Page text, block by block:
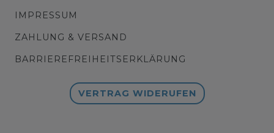
IMPRESSUM
ZAHLUNG & VERSAND
BARRIEREFREIHEITSERKLÄRUNG
VERTRAG WIDERUFEN